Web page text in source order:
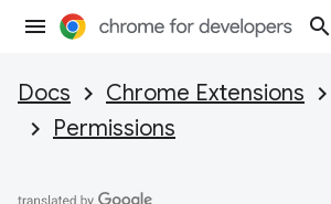
Docs Chrome Extensions
Permissions